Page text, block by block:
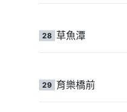
28 草魚潭
29 育樂橋前